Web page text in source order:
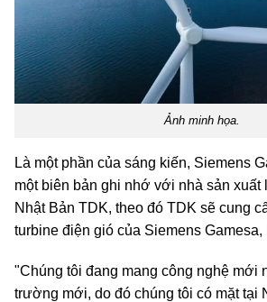
Ảnh minh họa.
Là một phần của sáng kiến, Siemens
một biên bản ghi nhớ với nhà sản xuất
Nhật Bản TDK, theo đó TDK sẽ cung
turbine điện gió của Siemens Gamesa,
"Chúng tôi đang mang công nghệ mới
trường mới, do đó chúng tôi có mặt tại